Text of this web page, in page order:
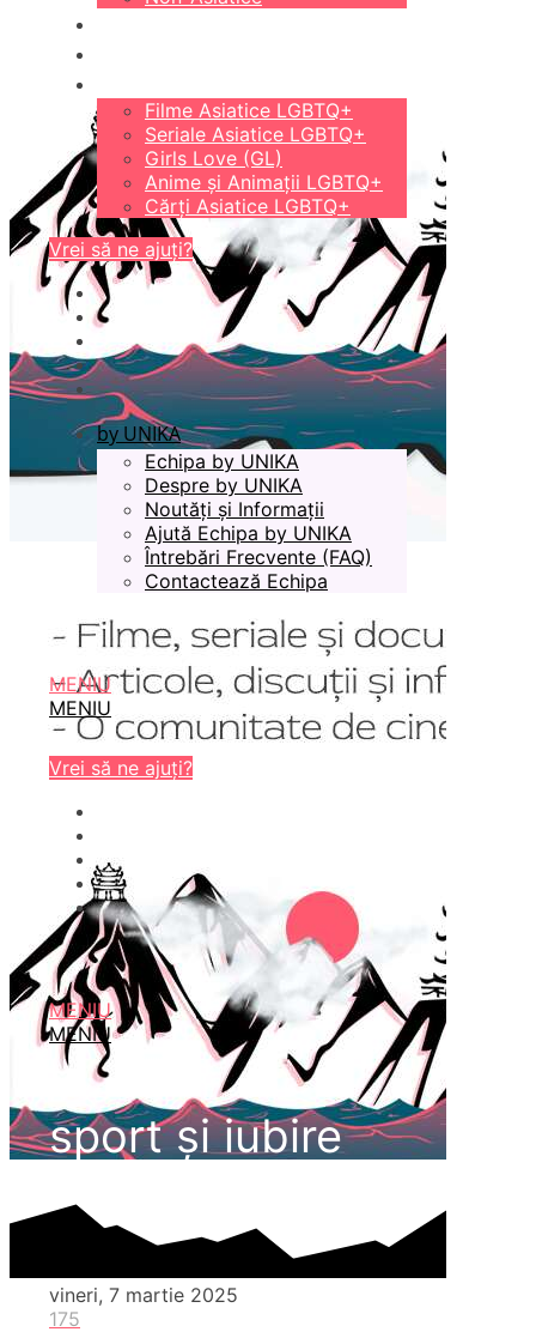
Filme Asiatice LGBTQ+
Seriale Asiatice LGBTQ+
Girls Love (GL)
Anime și Animații LGBTQ+
Cărți Asiatice LGBTQ+
Vrei să ne ajuți?
by UNIKA
Echipa by UNIKA
Despre by UNIKA
Noutăți și Informații
Ajută Echipa by UNIKA
Întrebări Frecvente (FAQ)
Contactează Echipa
MENIU
MENIU
Vrei să ne ajuți?
MENIU
MENIU
sport și iubire
vineri, 7 martie 2025
175